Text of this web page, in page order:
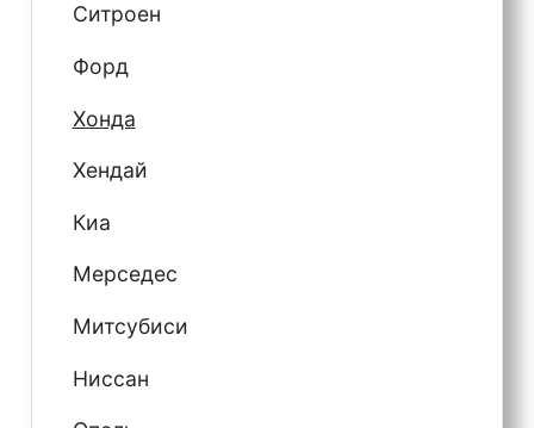
Ситроен
Форд
Хонда
Хендай
Киа
Мерседес
Митсубиси
Ниссан